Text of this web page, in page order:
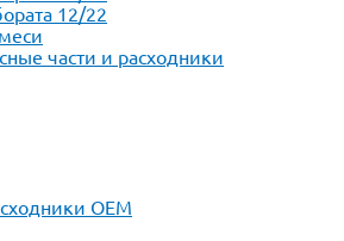
12/22
части и расходники
ОЕМ